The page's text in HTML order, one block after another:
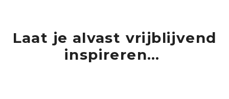
Laat je alvast vrijblijvend
inspireren…